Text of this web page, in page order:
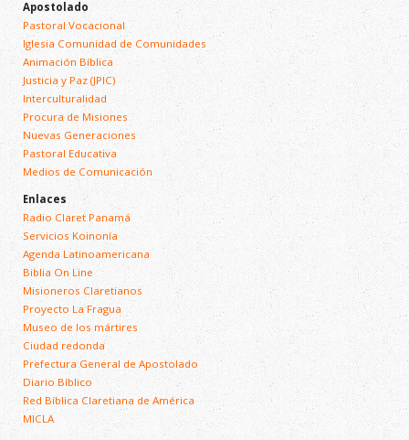
Apostolado
Pastoral Vocacional
Iglesia Comunidad de Comunidades
Animación Bíblica
Justicia y Paz (JPIC)
Interculturalidad
Procura de Misiones
Nuevas Generaciones
Pastoral Educativa
Medios de Comunicación
Enlaces
Radio Claret Panamá
Servicios Koinonía
Agenda Latinoamericana
Biblia On Line
Misioneros Claretianos
Proyecto La Fragua
Museo de los mártires
Ciudad redonda
Prefectura General de Apostolado
Diario Bíblico
Red Bíblica Claretiana de América
MICLA